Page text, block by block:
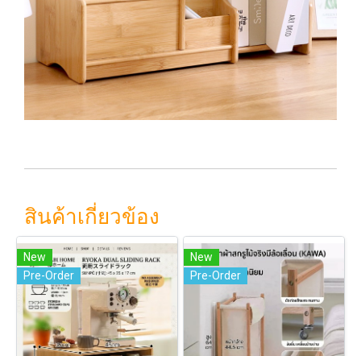
สินค้าเกี่ยวข้อง
New
Pre-Order
New
Pre-Order